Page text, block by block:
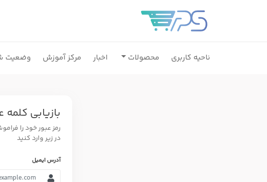
ناحیه کاربری محصولات اخبار مرکز آموزش وضعیت
بازیابی کلمه
رمز عبور خود را
در زیر وارد کنید
آدرس ایمیل